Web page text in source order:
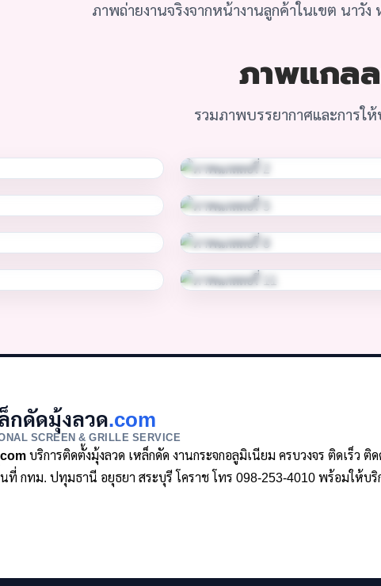
ภาพถ่ายงานจริงจากหน้างานลูกค้าในเขต นาวั
ภาพแกล
รวมภาพบรรยากาศและการให้
กดัดมุ้งลวด.com
SCREEN & GRILLE SERVICE
บริการติดตั้งมุ้งลวด เหล็กดัด งานกระจกอลูมิเนียม ครบวงจร ติดเร็ว ติ
กทม. ปทุมธานี อยุธยา สระบุรี โคราช โทร 098-253-4010 พร้อมให้บริ